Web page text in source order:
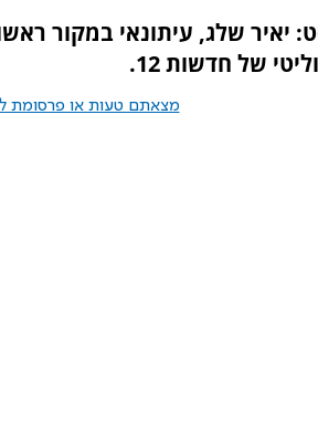
יאיר שלג, עיתונאי במקור
של חדשות 12.
מצאתם טעות או פרסומת